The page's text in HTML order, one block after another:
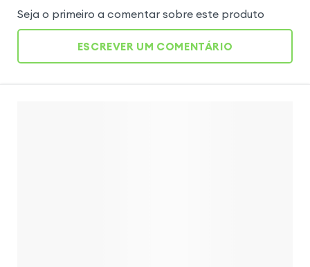
Seja o primeiro a comentar sobre este produto
ESCREVER UM COMENTÁRIO